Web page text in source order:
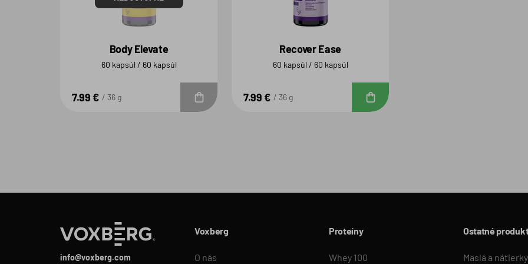
Body Elevate
60 kapsúl / 60 kapsúl
7.99 € 36 g Do košíka
Recover Ease
60 kapsúl / 60 kapsúl
7.99 € 36 g
info@voxberg.com
Voxberg
O nás
Proteíny
Whey 100
Ostatné
Maslá a nátierky